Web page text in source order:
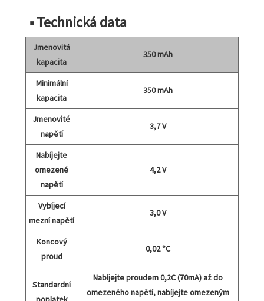
■ Technická data
Jmenovitá
kapacita
350 mAh
Minimální
kapacita
350 mAh
Jmenovité
napětí
3,7 V
Nabíjejte
omezené
napětí
4,2 V
Vybíjecí
mezní napětí
3,0 V
Koncový
proud
0,02 °C
Standardní
Nabíjejte proudem 0,2C (70mA) až do
omezeného napětí, nabíjejte omezeným